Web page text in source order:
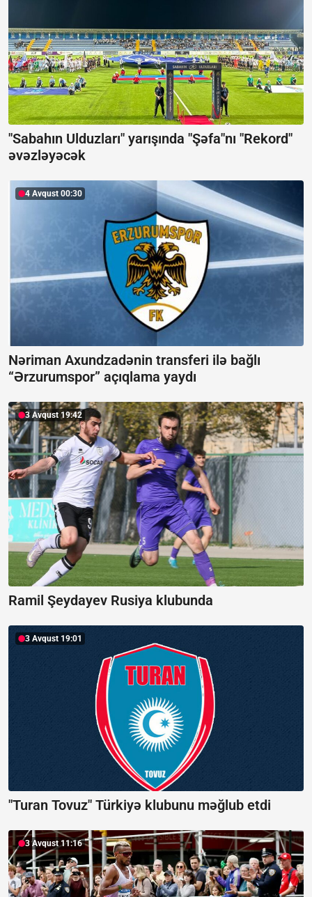
"Sabahın Ulduzları" yarışında "Şəfa"nı "Rekord"
əvəzləyəcək
4 Avqust 00:30
Nəriman Axundzadənin transferi ilə bağlı
“Ərzurumspor” açıqlama yaydı
3 Avqust 19:42
Ramil Şeydayev Rusiya klubunda
3 Avqust 19:01
"Turan Tovuz" Türkiyə klubunu məğlub etdi
3 Avqust 11:16